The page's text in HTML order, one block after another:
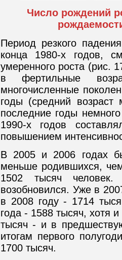
Число рождений
Период резкого
конца 1980-х годов,
умеренного роста (рис.
в фертильные
многочисленные
годы (средний
последние годы
1990-х годов
повышением
В 2005 и 2006 годах
меньше родившихся,
1502 тысяч
возобновился. Уже в
в 2008 году - 1714
года - 1588 тысяч, хотя
тысяч - и в
итогам первого
1700 тысяч.